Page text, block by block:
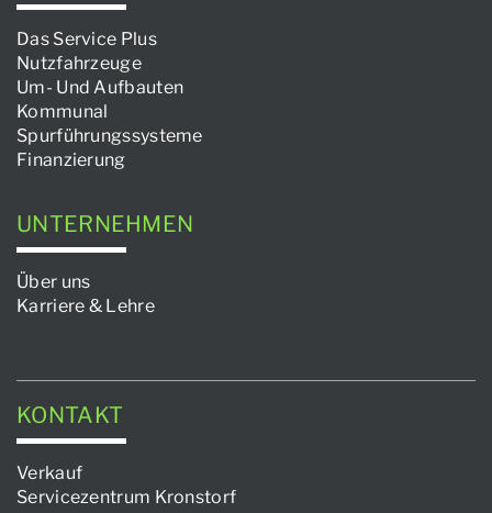
Das Service Plus
Nutzfahrzeuge
Um- Und Aufbauten
Kommunal
Spurführungssysteme
Finanzierung
UNTERNEHMEN
Über uns
Karriere & Lehre
KONTAKT
Verkauf
Servicezentrum Kronstorf